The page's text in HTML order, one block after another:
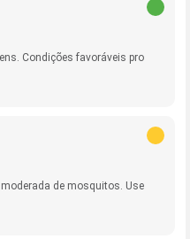
Condições favoráveis pro
de mosquitos. Use